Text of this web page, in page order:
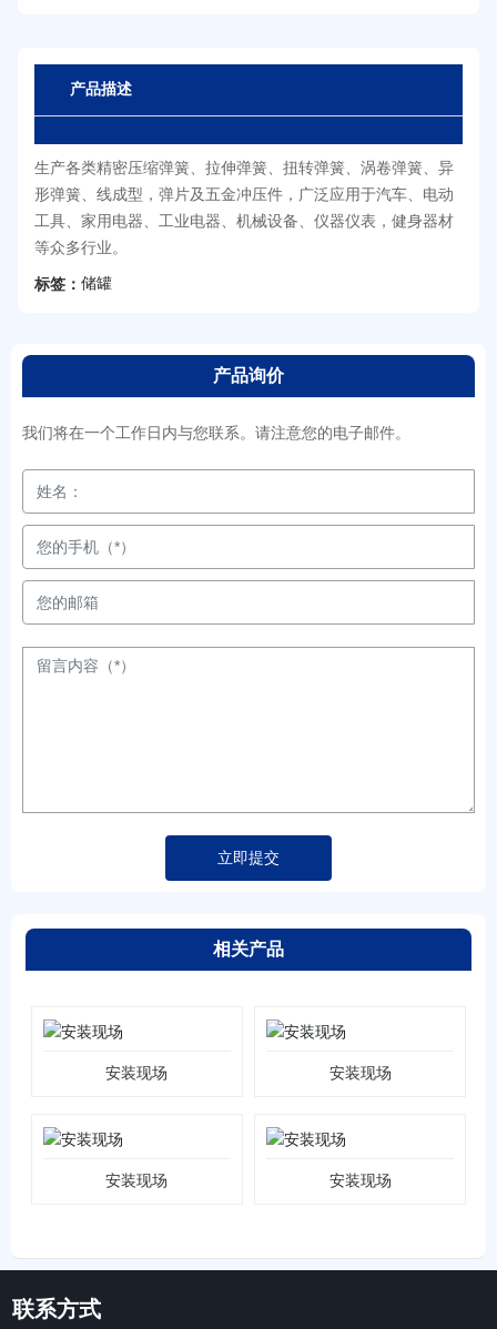
产品描述
生产各类精密压缩弹簧、拉伸弹簧、扭转弹簧、涡卷弹簧、异
形弹簧、线成型，弹片及五金冲压件，广泛应用于汽车、电动
工具、家用电器、工业电器、机械设备、仪器仪表，健身器材
等众多行业。
标签： 储罐
产品询价
我们将在一个工作日内与您联系。请注意您的电子邮件。
立即提交
相关产品
安装现场 安装现场
安装现场 安装现场
联系方式